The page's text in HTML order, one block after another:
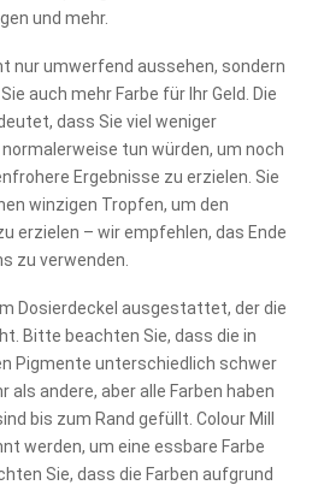
und mehr.
nur umwerfend aussehen, sondern
auch mehr Farbe für Ihr Geld. Die
dass Sie viel weniger
tun würden, um noch
Ergebnisse zu erzielen. Sie
winzigen Tropfen, um den
erzielen – wir empfehlen, das Ende
zu verwenden.
Dosierdeckel ausgestattet, der die
Bitte beachten Sie, dass die in
Pigmente unterschiedlich schwer
als andere, aber alle Farben haben
bis zum Rand gefüllt. Colour Mill
werden, um eine essbare Farbe
Sie, dass die Farben aufgrund